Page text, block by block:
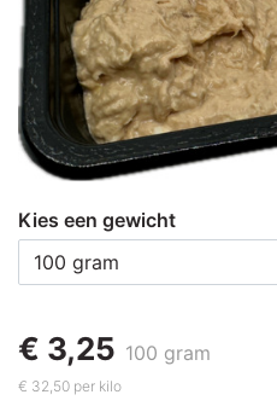
Kies een gewicht
€ 3,25 100 gram
€ 32,50 per kilo